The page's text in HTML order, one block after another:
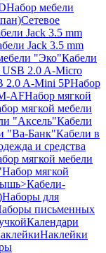
Набор мебели
Сетевое
Jack 3.5 mm
Jack 3.5 mm
"Эко"Кабели
USB 2.0 A-Micro
2.0 A-Mini 5PНабор
AFНабор мягкой
мягкой мебели
"Аксель"Кабели
"Ва-Банк"Кабели в
и средства
мягкой мебели
Набор мягкой
Кабели-
Наборы для
письменных
Календари
Наклейки